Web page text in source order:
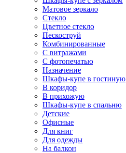
Матовое зеркало
Стекло
Цветное стекло
Пескоструй
Комбинированные
С витражами
С фотопечатью
Назначение
Шкафы-купе в гостиную
В коридор
В прихожую
Шкафы-купе в спальню
Детские
Офисные
Для книг
Для одежды
На балкон